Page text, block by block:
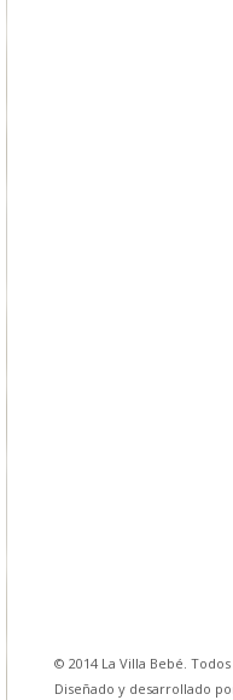
© 2014 La Villa Bebé.
Diseñado y desarrollado